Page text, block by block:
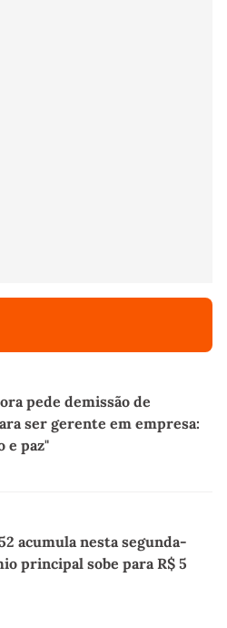
pede demissão de
ser gerente em empresa:
e paz"
acumula nesta segunda-
principal sobe para R$ 5